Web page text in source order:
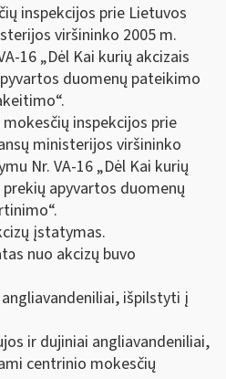
inspekcijos prie Lietuvos
viršininko 2005 m.
16 „Dėl Kai kurių akcizais
duomenų pateikimo
inspekcijos prie
ministerijos viršininko
Nr. VA-16 „Dėl Kai kurių
apyvartos duomenų
įstatymas.
nuo akcizų buvo
išpilstyti į
ir dujiniai angliavandeniliai,
centrinio mokesčių